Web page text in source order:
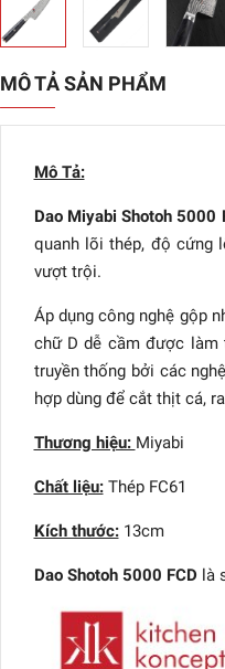
MÔ TẢ SẢN PHẨM
Mô Tả:
Dao Miyabi Shotoh 5000
quanh lõi thép, độ cứng
vượt trội.
Áp dụng công nghệ gộp
chữ D dễ cầm được làm
truyền thống bởi các
hợp dùng để cắt thịt cá,
Thương hiệu: Miyabi
Chất liệu:Thép FC61
Kích thước:13cm
Dao Shotoh 5000 FCD là
Miyabi - Dao Chef Miyabi
5.399.000₫